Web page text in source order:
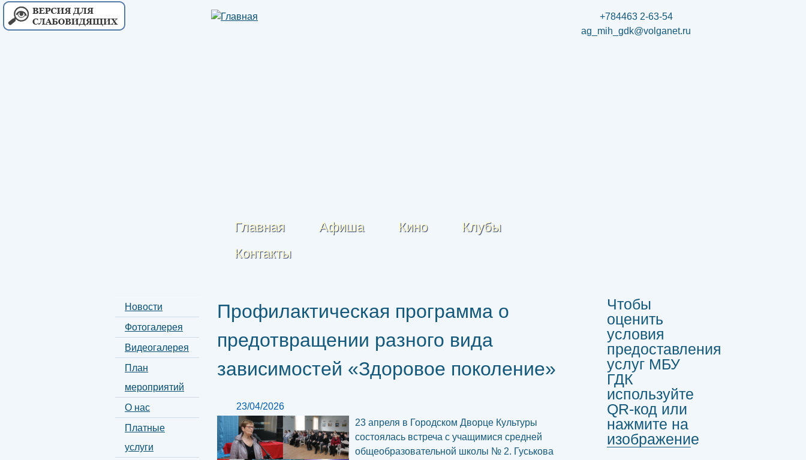
+784463 2-63-54
ag_mih_gdk@volganet.ru
Главная Афиша Кино
Клубы
Контакты
Новости
Фотогалерея
Видеогалерея
План
мероприятий
О нас
Платные
услуги
Профилактическая программа о
предотвращении разного вида
зависимостей «Здоровое поколение»
23/04/2026
23 апреля в Городском Дворце Культуры
состоялась встреча с учащимися средней
общеобразовательной школы № 2. Гуськова
Чтобы
оценить
условия
предоставления
услуг МБУ
ГДК
используйте
QR-код или
нажмите на
изображение